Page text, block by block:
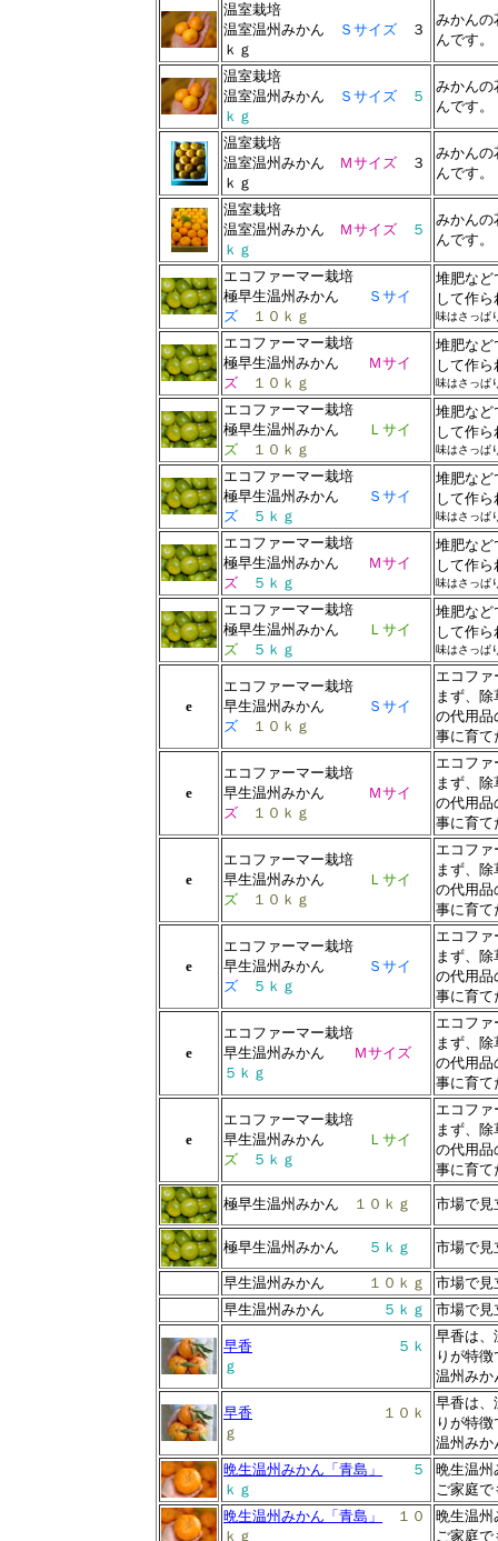
温室栽培
温室温州みかん
Ｓサイズ
３
ｋｇ
みかんの
んです。
温室栽培
温室温州みかん
Ｓサイズ
５
ｋｇ
みかんの
んです。
温室栽培
温室温州みかん
Ｍサイズ
３
ｋｇ
みかんの
んです。
温室栽培
温室温州みかん
Ｍサイズ
５
ｋｇ
みかんの
んです。
エコファーマー栽培
極早生温州みかん Ｓサイ
ズ １０ｋｇ
堆肥など
して作
味はさっぱ
エコファーマー栽培
極早生温州みかん Ｍサイ
ズ １０ｋｇ
堆肥など
して作
味はさっぱ
エコファーマー栽培
極早生温州みかん Ｌサイ
ズ １０ｋｇ
堆肥など
して作
味はさっぱ
エコファーマー栽培
極早生温州みかん Ｓサイ
ズ ５ｋｇ
堆肥など
して作
味はさっぱ
エコファーマー栽培
極早生温州みかん
Ｍサイ
ズ
５ｋｇ
堆肥など
して作
味はさっぱ
エコファーマー栽培
極早生温州みかん Ｌサイ
ズ ５ｋｇ
堆肥など
して作
味はさっぱ
e
エコファーマー栽培
早生温州みかん Ｓサイ
ズ １０ｋｇ
エコフ
まず、
の代用品
事に育て
e
エコファーマー栽培
早生温州みかん Ｍサイ
ズ １０ｋｇ
エコフ
まず、
の代用品
事に育て
e
エコファーマー栽培
早生温州みかん Ｌサイ
ズ １０ｋｇ
エコフ
まず、
の代用品
事に育て
e
エコファーマー栽培
早生温州みかん Ｓサイ
ズ
５ｋｇ
エコフ
まず、
の代用品
事に育て
e
エコファーマー栽培
早生温州みかん
Ｍサイズ
５ｋｇ
エコフ
まず、
の代用品
事に育て
e
エコファーマー栽培
早生温州みかん Ｌサイ
ズ
５ｋｇ
エコフ
まず、
の代用品
事に育て
極早生温州みかん １０ｋｇ 市場で見
極早生温州みかん ５ｋｇ 市場で見
早生温州みかん １０ｋｇ
市場で見
早生温州みかん
５ｋｇ 市場で見
早香
５ｋ
ｇ
早香は、
りが特
温州み
早香
１０ｋ
ｇ
早香は、
りが特
温州み
晩生温州みかん「青島」
５
ｋｇ
晩生温
ご家庭
晩生温州みかん「青島」
１０
ｋｇ
晩生温
ご家庭